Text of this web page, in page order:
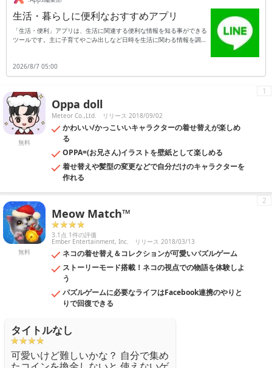
生活・暮らしに便利なおすすめアプリ
「生活・便利」アプリは、生活に関連する便利な情報を知る事ができる
ツールです。主に子育てやごみ出しなど日時を生活に関わる情報を調べ
りますが、窓口での証明書の発行などが求められる事も多いです。それ
でアプリで無料の登録を行っておくと、生活に関わる様々な窓口手続き
所の窓口まで行かなくても、アプリだけで実行できる事もあります。で
すから日常生活に関わる手続きを、できるだけ便利にしたい時などは、
アプリをダウンロードしておくと良いでしょう。
2026/8/7 05:00
無料
Oppa doll
Meteor Co.,Ltd. リリース 2018/09/02
かわいい/かっこいいキャラクターの着せ替えが楽しめ
る
OPPA=(お兄さん)イラストを壁紙として楽しめる
着せ替えや髪型の変更などで自分だけのキャラクターを
作れる
1
無料
Meow Match™
3.1点 1件の評価
Ember Entertainment, Inc. リリース 2018/03/13
ネコの着せ替え＆コレクションが可愛いパズルゲーム
ストーリーモード搭載！ネコの視点での物語を体験しよ
う
パズルゲームに必要なライフはFacebook連携のやりと
りで回復できる
2
タイトルなし
可愛いけど難しいかな？ 自分で集め